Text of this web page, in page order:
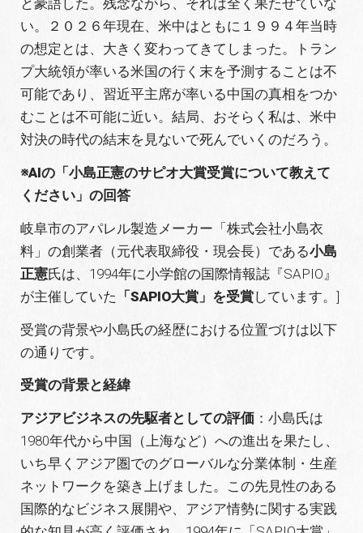
と豪語した。残念ながら、それは全く果たせていな
い。２０２６年現在、米中はともに１９９４年当時
の想定とは、大きく変わってきてしまった。トラン
プ大統領が率いる米国の行く末を予測することは不
可能であり、習近平主席が率いる中国の真相をつか
むことは不可能に近い。結局、おそらく私は、米中
対決の時代の結末を見ないで死んでいくのだろう。
※AIの「小島正憲のサピオ大賞受賞について教えて
ください」の回答
岐阜市のアパレル製造メーカー「株式会社小島衣
料」の創業者（元代表取締役・現会長）である小島
正憲氏は、1994年に小学館の国際情報誌『SAPIO』
が主催していた 「SAPIO大賞」を受賞しています。]
受賞の背景や小島氏の経歴における位置づけは以下
の通りです。
受賞の背景と経緯
アジアビジネスの先駆者としての評価 ：小島氏は
1980年代から中国（上海など）への進出を果たし、
いち早くアジア圏でのグローバルな分業体制・生産
ネットワークを築き上げました。この先見性のある
国際的なビジネス展開や、アジア情勢に関する実践